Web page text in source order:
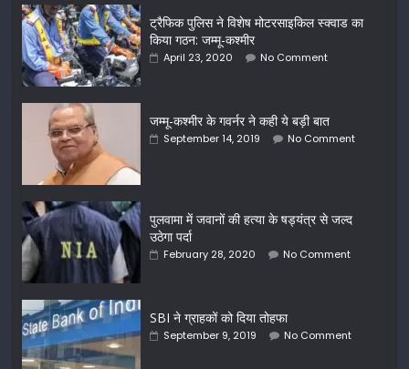
ट्रैफिक पुलिस ने विशेष मोटरसाइकिल स्क्वाड का
किया गठन: जम्मू-कश्मीर
April 23, 2020 No Comment
जम्मू-कश्मीर के गवर्नर ने कही ये बड़ी बात
September 14, 2019 No Comment
पुलवामा में जवानों की हत्या के षड्यंत्र से जल्द
उठेगा पर्दा
February 28, 2020 No Comment
SBI ने ग्राहकों को दिया तोहफा
September 9, 2019 No Comment